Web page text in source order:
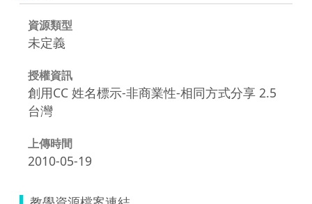
資源類型
未定義
授權資訊
創用CC 姓名標示-非商業性-相同方式分享 2.5
台灣
上傳時間
2010-05-19